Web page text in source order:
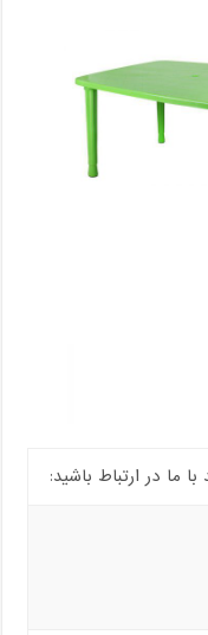
ما در ارتباط باشید: